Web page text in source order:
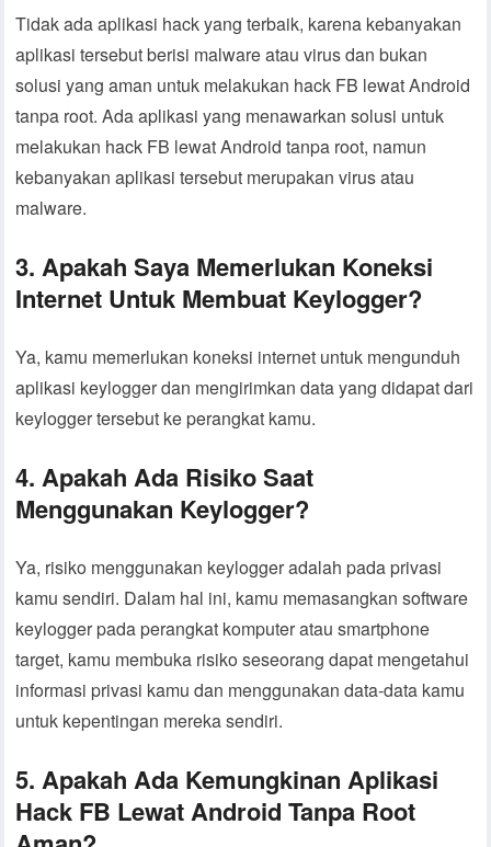
Tidak ada aplikasi hack yang terbaik, karena kebanyakan
aplikasi tersebut berisi malware atau virus dan bukan
solusi yang aman untuk melakukan hack FB lewat Android
tanpa root. Ada aplikasi yang menawarkan solusi untuk
melakukan hack FB lewat Android tanpa root, namun
kebanyakan aplikasi tersebut merupakan virus atau
malware.
3. Apakah Saya Memerlukan Koneksi
Internet Untuk Membuat Keylogger?
Ya, kamu memerlukan koneksi internet untuk mengunduh
aplikasi keylogger dan mengirimkan data yang didapat dari
keylogger tersebut ke perangkat kamu.
4. Apakah Ada Risiko Saat
Menggunakan Keylogger?
Ya, risiko menggunakan keylogger adalah pada privasi
kamu sendiri. Dalam hal ini, kamu memasangkan software
keylogger pada perangkat komputer atau smartphone
target, kamu membuka risiko seseorang dapat mengetahui
informasi privasi kamu dan menggunakan data-data kamu
untuk kepentingan mereka sendiri.
5. Apakah Ada Kemungkinan Aplikasi
Hack FB Lewat Android Tanpa Root